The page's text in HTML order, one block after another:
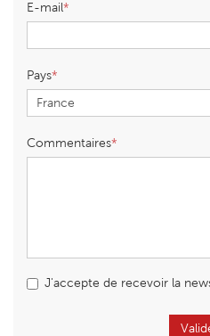
E-mail
Pays
Commentaires
J'accepte de recevoir la